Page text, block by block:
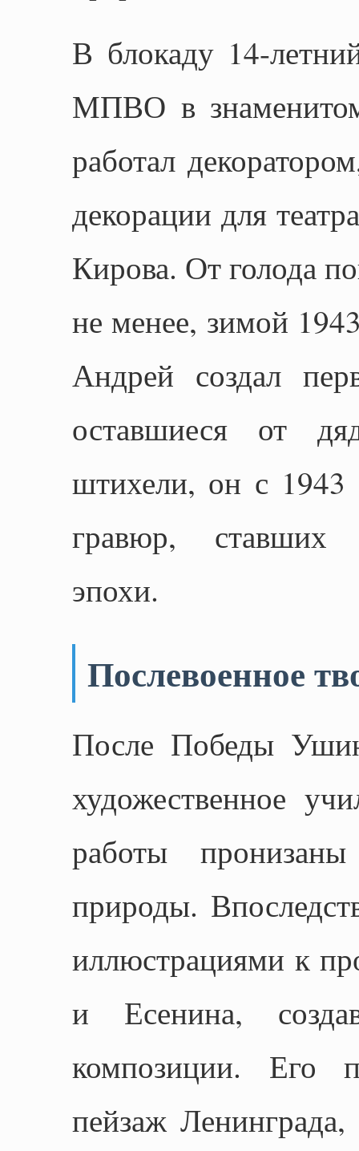
В блокаду 14-
МПВО в
работал
декорации для
Кирова. От голода
не менее, зимой
Андрей создал
оставшиеся от
штихели, он с 1943
гравюр, ставших
эпохи.
Послевоенное
После Победы
художественное
работы
природы.
иллюстрациями к
и Есенина,
композиции. Его
пейзаж